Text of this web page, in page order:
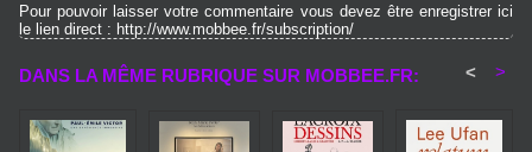
Pour pouvoir laisser votre commentaire vous devez être enregistrer ici
le lien direct : http://www.mobbee.fr/subscription/
DANS LA MÊME RUBRIQUE SUR MOBBEE.FR: < >